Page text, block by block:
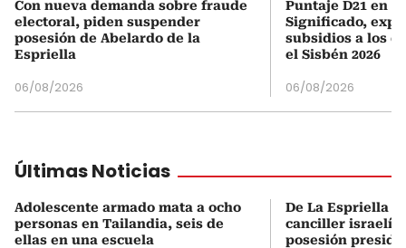
Con nueva demanda sobre fraude
electoral, piden suspender
posesión de Abelardo de la
Espriella
06/08/2026
Puntaje D21 en
Significado,
subsidios a los
el Sisbén 2026
06/08/2026
Últimas Noticias
Adolescente armado mata a ocho
personas en Tailandia, seis de
ellas en una escuela
De La Espriella
canciller israelí
posesión